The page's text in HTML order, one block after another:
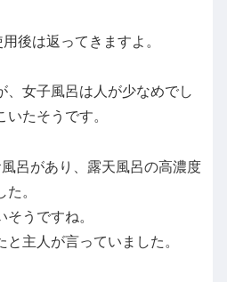
後は返ってきますよ。
、女子風呂は人が少なめでし
たそうです。
呂があり、露天風呂の高濃度
。
そうですね。
主人が言っていました。